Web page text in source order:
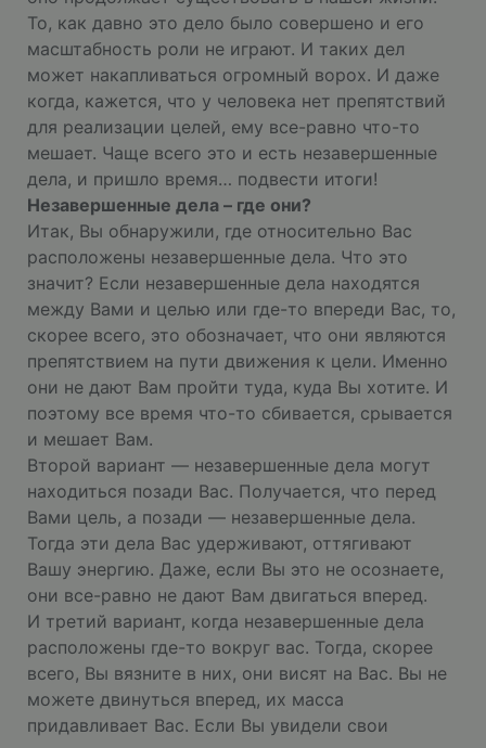
То, как давно это дело было совершено и его
масштабность роли не играют. И таких дел
может накапливаться огромный ворох. И даже
когда, кажется, что у человека нет препятствий
для реализации целей, ему все-равно что-то
мешает. Чаще всего это и есть незавершенные
дела, и пришло время… подвести итоги!
Незавершенные дела – где они?
Итак, Вы обнаружили, где относительно Вас
расположены незавершенные дела. Что это
значит? Если незавершенные дела находятся
между Вами и целью или где-то впереди Вас, то,
скорее всего, это обозначает, что они являются
препятствием на пути движения к цели. Именно
они не дают Вам пройти туда, куда Вы хотите. И
поэтому все время что-то сбивается, срывается
и мешает Вам.
Второй вариант — незавершенные дела могут
находиться позади Вас. Получается, что перед
Вами цель, а позади — незавершенные дела.
Тогда эти дела Вас удерживают, оттягивают
Вашу энергию. Даже, если Вы это не осознаете,
они все-равно не дают Вам двигаться вперед.
И третий вариант, когда незавершенные дела
расположены где-то вокруг вас. Тогда, скорее
всего, Вы вязните в них, они висят на Вас. Вы не
можете двинуться вперед, их масса
придавливает Вас. Если Вы увидели свои